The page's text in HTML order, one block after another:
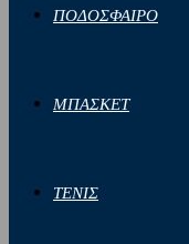
ΠΟΔΟΣΦΑΙΡΟ
ΜΠΑΣΚΕΤ
ΤΕΝΙΣ